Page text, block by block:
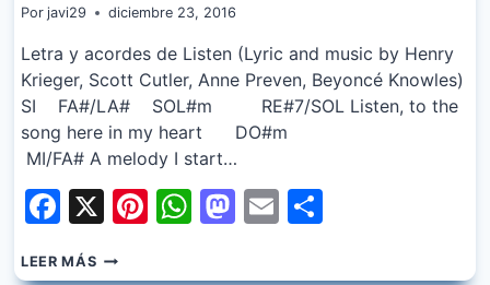
Por javi29 diciembre 23, 2016
Letra y acordes de Listen (Lyric and music by Henry
Krieger, Scott Cutler, Anne Preven, Beyoncé Knowles)
SI FA#/LA# SOL#m RE#7/SOL Listen, to the
song here in my heart DO#m
MI/FA# A melody I start…
Facebook
X Pinterest
WhatsApp
Mastodon
Email
LEER MÁSBEYONCE
–